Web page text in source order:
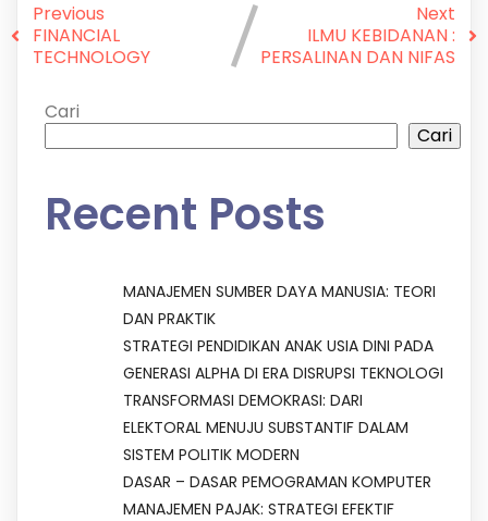
Previous
FINANCIAL
TECHNOLOGY
Next
ILMU KEBIDANAN :
PERSALINAN DAN NIFAS
Cari
Cari
Recent Posts
MANAJEMEN SUMBER DAYA MANUSIA: TEORI
DAN PRAKTIK
STRATEGI PENDIDIKAN ANAK USIA DINI PADA
GENERASI ALPHA DI ERA DISRUPSI TEKNOLOGI
TRANSFORMASI DEMOKRASI: DARI
ELEKTORAL MENUJU SUBSTANTIF DALAM
SISTEM POLITIK MODERN
DASAR – DASAR PEMOGRAMAN KOMPUTER
MANAJEMEN PAJAK: STRATEGI EFEKTIF